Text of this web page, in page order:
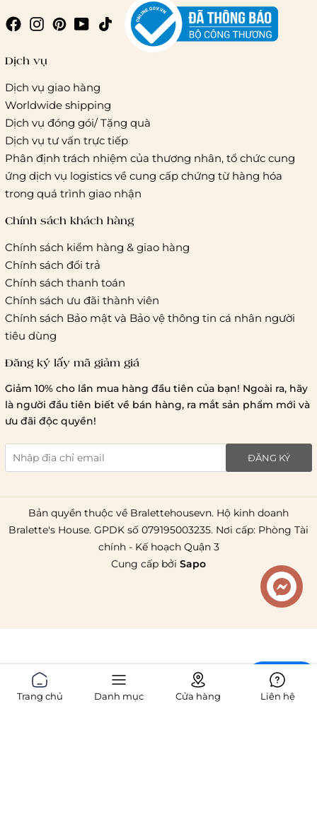
Giao hàng trong ngày (hoả tốc)
Giao hàng tiêu chuẩn:
Hồ Chí Minh:
Áp dụng theo bảng giá cước của ĐVVC
Vietelpost/ Giaohangtietkiem và 1 số đối tác vận chuyển
Hà Nội và các tỉnh thành khác:
Áp dụng theo bảng giá
cước của ĐVVC Vietelpost/ Giaohangtietkiem... và 1 số đối
tác vận chuyển khác
Thời gian giao hàng
Hồ Chí Minh:
Hà Nội và các tỉnh thành khá
Lưu ý chung về chính sách vận chuyển
1 triệu đồng
giao hàng trong ngày
giao hàng tiêu chuẩn
miễn phí ship
toàn quốc.
Dịch vụ
Dịch vụ giao hàng
Worldwide shipping
Dịch vụ đóng gói/ Tặng quà
Dịch vụ tư vấn trực tiếp
Phân định trách nhiệm của thương nhân, tổ chức cung
ứng dịch vụ logistics về cung cấp chứng từ hàng hóa
trong quá trình giao nhận
Chính sách khách hàng
Chính sách kiểm hàng & giao hàng
Chính sách đổi trả
Chính sách thanh toán
Chính sách ưu đãi thành viên
Chính sách Bảo mật và Bảo vệ thông tin cá nhân người
tiêu dùng
Đăng ký lấy mã giảm giá
Giảm 10% cho lần mua hàng đầu tiên của bạn! Ngoài ra, hãy
là người đầu tiên biết về bán hàng, ra mắt sản phẩm mới và
ưu đãi độc quyền!
ĐĂNG KÝ
Bản quyền thuộc về Bralettehousevn. Hộ kinh doanh
Bralette's House. GPDK số 079195003235. Nơi cấp: Phòng Tài
chính - Kế hoạch Quận 3
Cung cấp bởi Sapo
Trang chủ Danh mục Cửa hàng Liên hệ
Liên hệ
Chat